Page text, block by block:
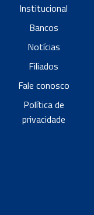
Institucional
Bancos
Notícias
Filiados
Fale conosco
Política de
privacidade